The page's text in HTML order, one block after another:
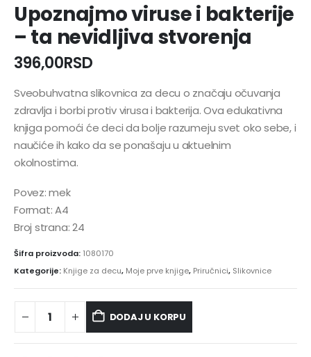
Upoznajmo viruse i bakterije
– ta nevidljiva stvorenja
396,00RSD
Sveobuhvatna slikovnica za decu o značaju očuvanja
zdravlja i borbi protiv virusa i bakterija. Ova edukativna
knjiga pomoći će deci da bolje razumeju svet oko sebe, i
naučiće ih kako da se ponašaju u aktuelnim
okolnostima.
Povez: mek
Format: A4
Broj strana: 24
Šifra proizvoda: 1080170
Kategorije: Knjige za decu, Moje prve knjige, Priručnici, Slikovnice
DODAJ U KORPU
Alternative: